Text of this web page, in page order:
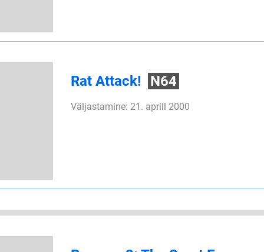
Rat Attack! N64
Väljastamine: 21. aprill 2000